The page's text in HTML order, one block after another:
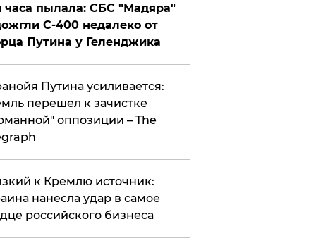
часа пылала: СБС "Мадяра"
С-400 недалеко от
Путина у Геленджика
Путина усиливается:
перешел к зачистке
оппозиции – The
к Кремлю источник:
нанесла удар в самое
российского бизнеса